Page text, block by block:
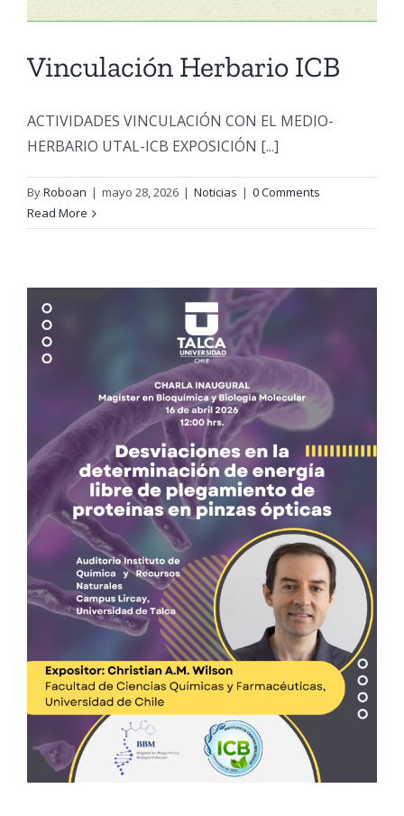
Vinculación Herbario ICB
ACTIVIDADES VINCULACIÓN CON EL MEDIO-
HERBARIO UTAL-ICB EXPOSICIÓN [...]
ByRoboan | mayo 28, 2026 | Noticias | 0 Comments
Read More